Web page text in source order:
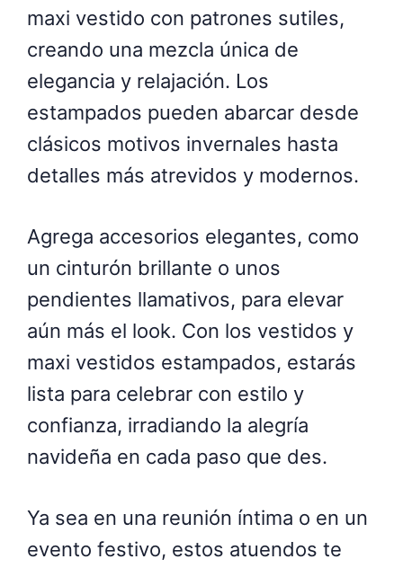
maxi vestido con patrones sutiles,
creando una mezcla única de
elegancia y relajación. Los
estampados pueden abarcar desde
clásicos motivos invernales hasta
detalles más atrevidos y modernos.
Agrega accesorios elegantes, como
un cinturón brillante o unos
pendientes llamativos, para elevar
aún más el look. Con los vestidos y
maxi vestidos estampados, estarás
lista para celebrar con estilo y
confianza, irradiando la alegría
navideña en cada paso que des.
Ya sea en una reunión íntima o en un
evento festivo, estos atuendos te